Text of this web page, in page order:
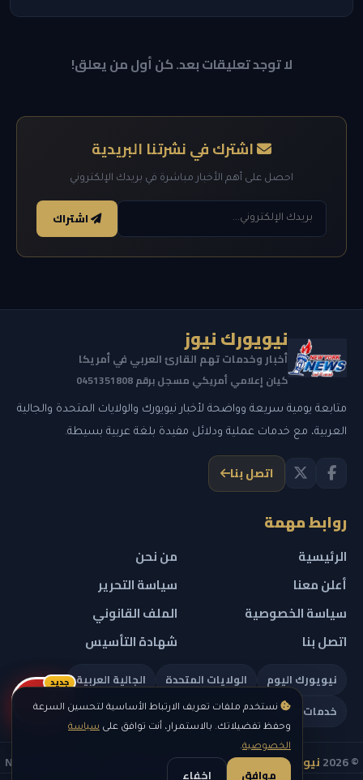
نستخدم ملفات تعريف الارتباط الأساسية لتحسين السرعة
وحفظ تفضيلاتك. بالاستمرار، أنت توافق على سياسة
الخصوصية.
موافق إخفاء
لا توجد تعليقات بعد. كن أول من يعلق!
اشترك في نشرتنا البريدية
احصل على أهم الأخبار مباشرة في بريدك الإلكتروني
اشتراك
نيويورك نيوز
أخبار وخدمات تهم القارئ العربي في أمريكا
كيان إعلامي أمريكي مسجل برقم 0451351808
متابعة يومية سريعة وواضحة لأخبار نيويورك والولايات المتحدة والجالية
العربية، مع خدمات عملية ودلائل مفيدة بلغة عربية بسيطة.
اتصل بنا
روابط مهمة
الرئيسية
من نحن
أعلن معنا
سياسة التحرير
سياسة الخصوصية
الملف القانوني
اتصل بنا
شهادة التأسيس
نيويورك اليوم الولايات المتحدة
الجالية العربية
خدمات تهمك
© 2026 نيويورك نيوز
— جميع الحقوق محفوظة — NEW YORK NEWS
ريلز
جديد